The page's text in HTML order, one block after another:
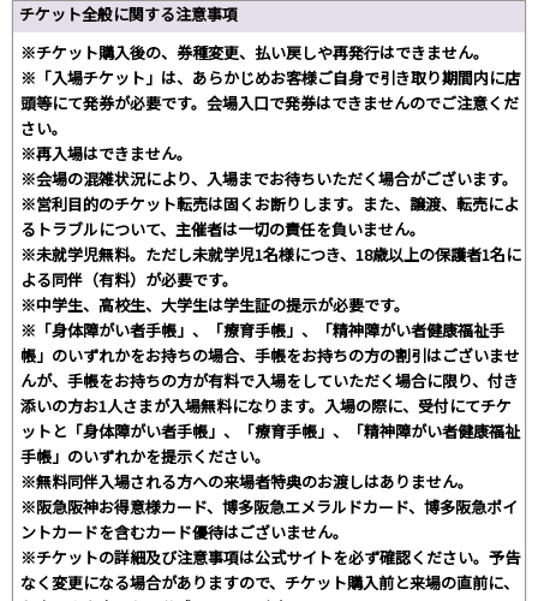
チケット全般に関する注意事項
※チケット購入後の、券種変更、払い戻しや再発行はできません。
※「入場チケット」は、あらかじめお客様ご自身で引き取り期間内に店
頭等にて発券が必要です。会場入口で発券はできませんのでご注意くだ
さい。
※再入場はできません。
※会場の混雑状況により、入場までお待ちいただく場合がございます。
※営利目的のチケット転売は固くお断りします。また、譲渡、転売によ
るトラブルについて、主催者は一切の責任を負いません。
※未就学児無料。ただし未就学児1名様につき、18歳以上の保護者1名に
よる同伴（有料）が必要です。
※中学生、高校生、大学生は学生証の提示が必要です。
※「身体障がい者手帳」、「療育手帳」、「精神障がい者健康福祉手
帳」のいずれかをお持ちの場合、手帳をお持ちの方の割引はございませ
んが、手帳をお持ちの方が有料で入場をしていただく場合に限り、付き
添いの方お1人さまが入場無料になります。入場の際に、受付にてチケ
ットと「身体障がい者手帳」、「療育手帳」、「精神障がい者健康福祉
手帳」のいずれかを提示ください。
※無料同伴入場される方への来場者特典のお渡しはありません。
※阪急阪神お得意様カード、博多阪急エメラルドカード、博多阪急ポイ
ントカードを含むカード優待はございません。
※チケットの詳細及び注意事項は公式サイトを必ず確認ください。予告
なく変更になる場合がありますので、チケット購入前と来場の直前に、